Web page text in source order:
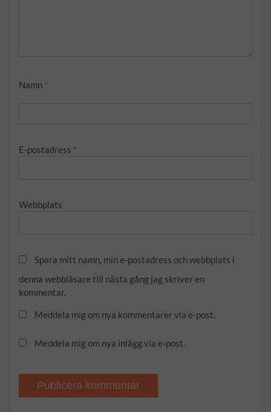
Namn *
E-postadress *
Webbplats
Spara mitt namn, min e-postadress och webbplats i
denna webbläsare till nästa gång jag skriver en
kommentar.
Meddela mig om nya kommentarer via e-post.
Meddela mig om nya inlägg via e-post.